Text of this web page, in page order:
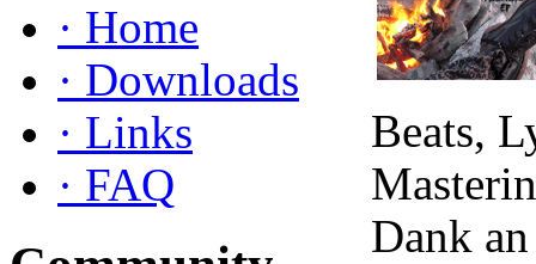
· Home
· Downloads
· Links
· FAQ
Beats,
Dank